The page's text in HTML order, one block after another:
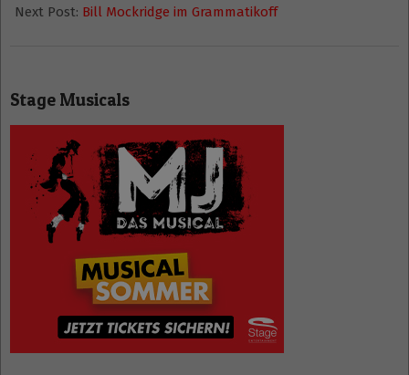
Next Post: Bill Mockridge im Grammatikoff
Stage Musicals